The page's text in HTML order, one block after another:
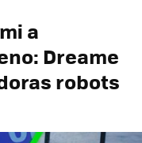
a
Dreame
robots